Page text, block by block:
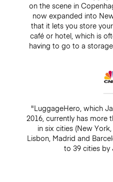
on the scene in
now expanded into
that it lets you store
café or hotel, which is
having to go to a
"LuggageHero, which
2016, currently has more
in six cities (New
Lisbon, Madrid and
to 39 cities by